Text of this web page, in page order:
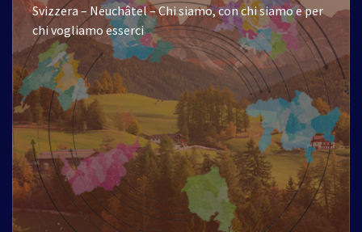
Svizzera – Neuchâtel – Chi siamo, con chi siamo e per
chi vogliamo esserci